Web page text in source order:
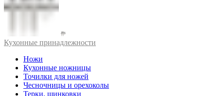
Кухонные принадлежности
Ножи
Кухонные ножницы
Точилки для ножей
Чесночницы и орехоколы
Терки, шинковки